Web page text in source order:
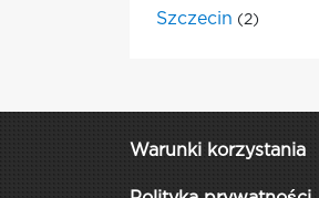
Szczecin (2)
Warunki korzystania